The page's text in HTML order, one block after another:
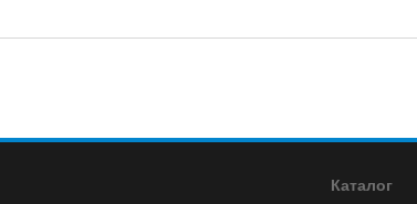
Каталог